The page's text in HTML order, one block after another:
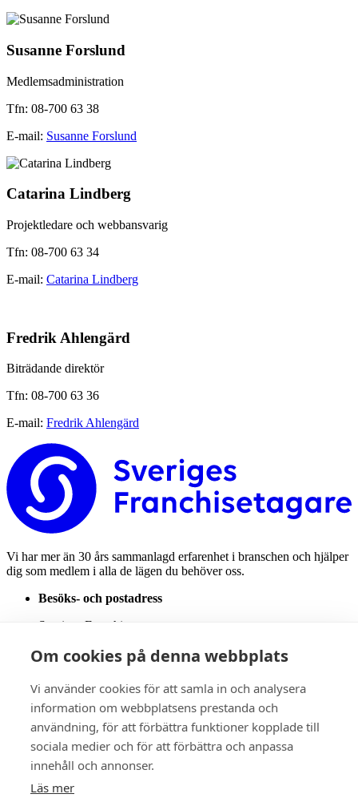
Om cookies på denna webbplats
Vi använder cookies för att samla in och analysera
information om webbplatsens prestanda och
användning, för att förbättra funktioner kopplade till
sociala medier och för att förbättra och anpassa
innehåll och annonser.
Läs mer
Susanne Forslund
Medlemsadministration
Tfn: 08-700 63 38
E-mail: Susanne Forslund
Catarina Lindberg
Projektledare och webbansvarig
Tfn: 08-700 63 34
E-mail: Catarina Lindberg
Fredrik Ahlengärd
Biträdande direktör
Tfn: 08-700 63 36
E-mail: Fredrik Ahlengärd
Vi har mer än 30 års sammanlagd erfarenhet i branschen och hjälper
dig som medlem i alla de lägen du behöver oss.
Besöks- och postadress
Sveriges Franchisetagare
114 31 Stockholm
Email:
info@sverigesfranchisetagare.se
Telefonnummer
08-7006340
Medlem
Tjänster